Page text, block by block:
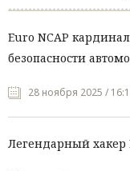
Euro NCAP
безопасности
28 ноября 2025 /
Легендарный хакер